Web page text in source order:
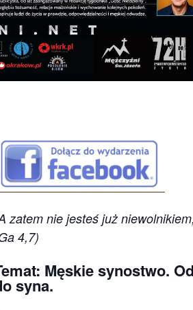
zatem nie jesteś już
4,7)
Męskie synostwo.
syna.